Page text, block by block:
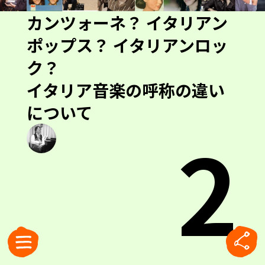
カンツォーネ？ イタリアン
ポップス？ イタリアンロッ
ク？
イタリア音楽の呼称の違い
について
2